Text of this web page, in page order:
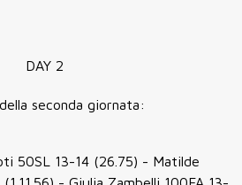
DAY 2
seconda giornata:
50SL 13-14 (26.75) - Matilde